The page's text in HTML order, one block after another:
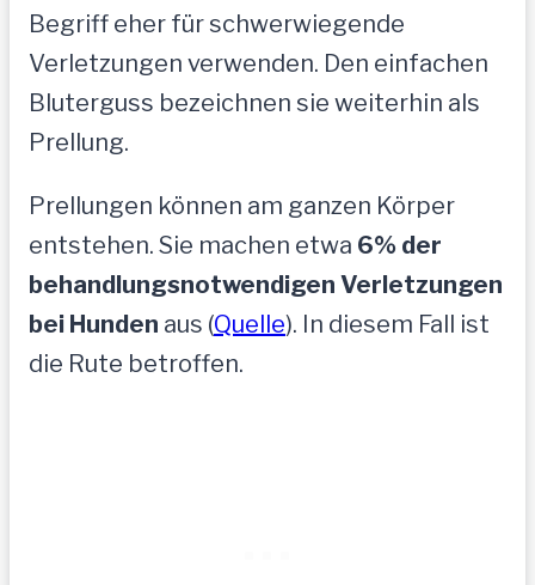
Begriff eher für schwerwiegende
Verletzungen verwenden. Den einfachen
Bluterguss bezeichnen sie weiterhin als
Prellung.
Prellungen können am ganzen Körper
entstehen. Sie machen etwa 6% der
behandlungsnotwendigen Verletzungen
bei Hunden aus (Quelle). In diesem Fall ist
die Rute betroffen.